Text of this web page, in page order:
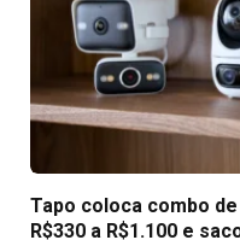
Tapo coloca combo
R$330 a R$1.100 e